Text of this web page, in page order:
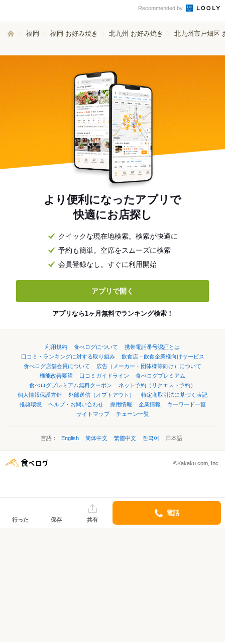
Recommended by
福岡 福岡 お好み焼き 北九州 お好み焼き 北九州市戸畑区
より便利になったアプリで
快適にお店探し
クイックな現在地検索。検索が快適に
予約も簡単。空席をスムーズに検索
会員登録なし。すぐに利用開始
アプリで開く
アプリなら1ヶ月無料でランキング検索！
利用規約 食べログについて
携帯電話番号認証とは
口コミ・ランキングに対する取り組み
飲食店・飲食企業様向けサービス
食べログ店舗会員について
広告（メーカー・団体様等向け）について
機能改善要望
口コミガイドライン
食べログプレミアム
食べログプレミアム無料クーポン
ネット予約（リクエスト予約）
個人情報保護方針
外部送信（オプトアウト）
特定商取引法に基づく表記
推奨環境
ヘルプ・お問い合わせ 採用情報 企業情報
キーワード一覧
サイトマップ
チェーン一覧
言語： English 简体中文 繁體中文 한국어 日本語
©Kakaku.com, Inc.
行った 保存 共有
電話